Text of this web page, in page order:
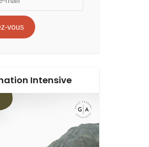
vous
Intensive